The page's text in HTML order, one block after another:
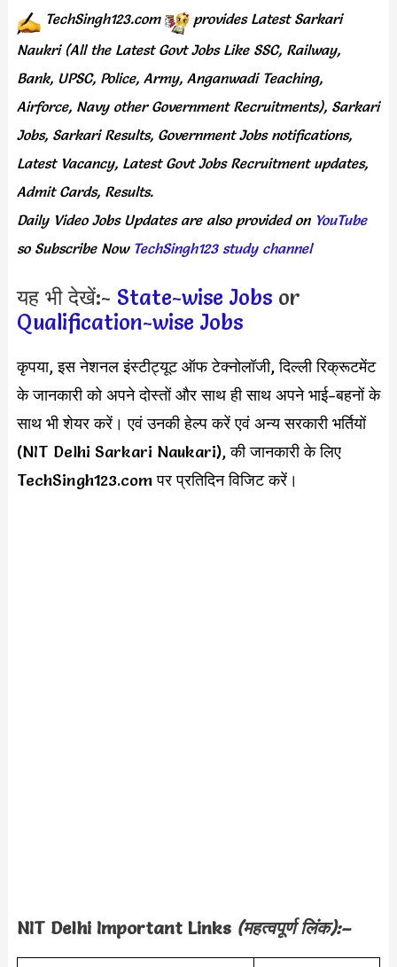
TechSingh123.com provides Latest Sarkari
Naukri (All the Latest Govt Jobs Like SSC, Railway,
Bank, UPSC, Police, Army, Anganwadi Teaching,
Airforce, Navy other Government Recruitments), Sarkari
Jobs, Sarkari Results, Government Jobs notifications,
Latest Vacancy, Latest Govt Jobs Recruitment updates,
Admit Cards, Results.
Daily Video Jobs Updates are also provided onYouTube
so Subscribe Now TechSingh123 study channel
यह भी देखें:- State-wise Jobs or
Qualification-wise Jobs
कृपया, इस नेशनल इंस्टीट्यूट ऑफ टेक्नोलॉजी, दिल्ली रिक्रूटमेंट
के जानकारी को अपने दोस्तों और साथ ही साथ अपने भाई-बहनों के
साथ भी शेयर करें। एवं उनकी हेल्प करें एवं अन्य सरकारी भर्तियों
(NIT Delhi Sarkari Naukari), की जानकारी के लिए
TechSingh123.com पर प्रतिदिन विजिट करें।
NIT Delhi Important Links (महत्वपूर्ण लिंक):–